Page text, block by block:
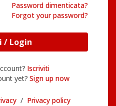
Password dimenticata?
Forgot your password?
Accedi / Login
Iscriviti
yet? Sign up now
/ Privacy policy